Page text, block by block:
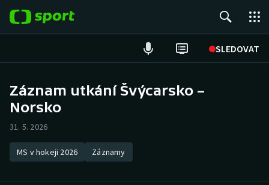
SLEDOVAT
Hokej
Atletika
Záznam utkání Švýcarsko –
Norsko
31. 5. 2026
MS v hokeji 2026 Záznamy